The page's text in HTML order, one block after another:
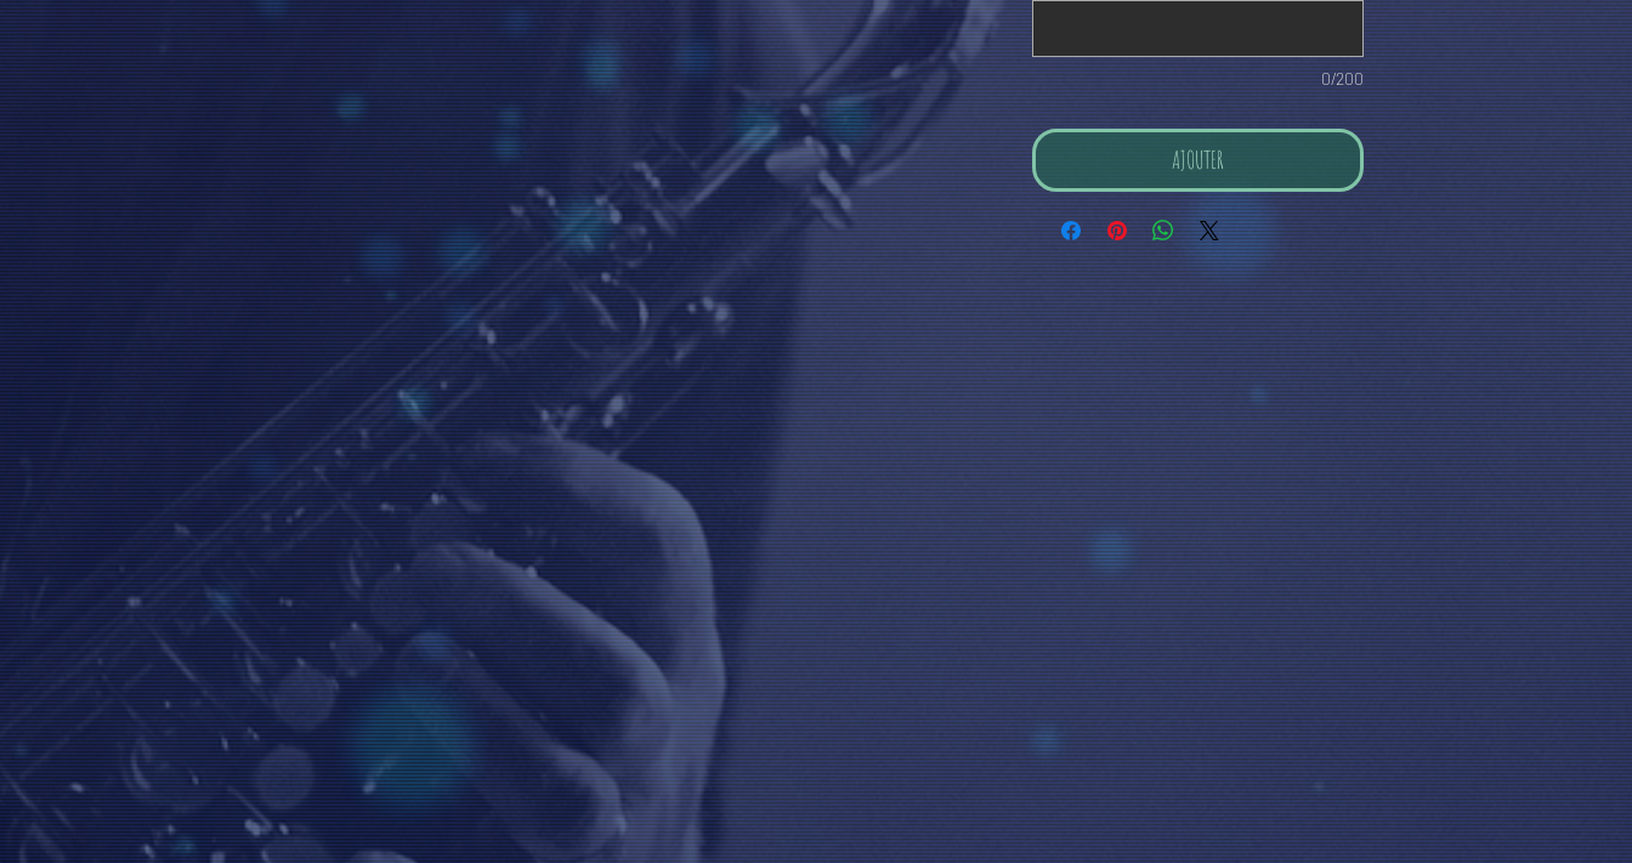
prix unitaire affiché à l'écran, par le prix total.
((2)) Ensuite seulement, ADAPTEZ vos choixet les prix suivront en
conséquence (dégressifs en quantités)
((3)) Cliquez sur le bouton AJOUTERet rendez-vous dans votre
PANIER afin de connaître le total TvaC actuel de votre projet et
options.
((4)) Ajoutez d'autres OPTIONSéventuelles via notre menu de
navigation, et ajoutez-les succèssivement à votre panier.
((HELP)) Besoin d'aide ?Appelez-nous au+32.475.399993ou via
Whatsapp.
0/200
AJOUTER